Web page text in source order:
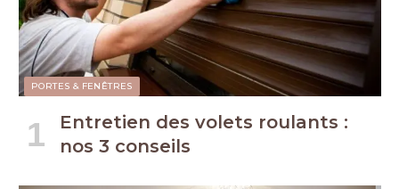
PORTES & FENÊTRES
Entretien des volets roulants :
nos 3 conseils